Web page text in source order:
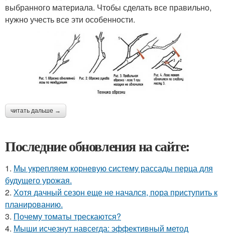
выбранного материала. Чтобы сделать все правильно,
нужно учесть все эти особенности.
читать дальше →
Последние обновления на сайте:
1. Мы укрепляем корневую систему рассады перца для
будущего урожая.
2. Хотя дачный сезон еще не начался, пора приступить к
планированию.
3. Почему томаты трескаются?
4. Мыши исчезнут навсегда: эффективный метод